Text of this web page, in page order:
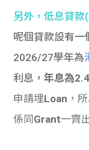
另外，低息貸款
呢個貸款設有一
2026/27學年為
利息，年息為
申請埋Loan ，
係同Grant一齊